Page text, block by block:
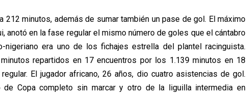
212 minutos, además de sumar también un pase de gol. El máximo
anotó en la fase regular el mismo número de goles que el cántabro
nigeriano era uno de los fichajes estrella del plantel racinguista.
repartidos en 17 encuentros por los 1.139 minutos en 18
El jugador africano, 26 años, dio cuatro asistencias de gol.
de Copa completo sin marcar y otro de la liguilla intermedia en